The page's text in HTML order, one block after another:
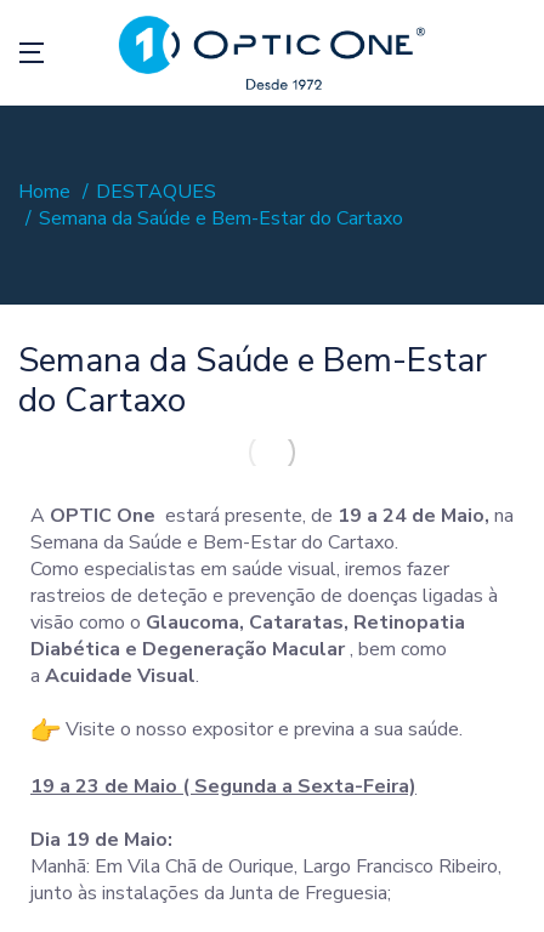
Home
DESTAQUES
Semana da Saúde e Bem-Estar do Cartaxo
Semana da Saúde e Bem-Estar
do Cartaxo
A OPTIC One estará presente, de 19 a 24 de Maio, na
Semana da Saúde e Bem-Estar do Cartaxo.
Como especialistas em saúde visual, iremos fazer
rastreios de deteção e prevenção de doenças ligadas à
visão como o Glaucoma, Cataratas, Retinopatia
Diabética e Degeneração Macular, bem como
a Acuidade Visual.
Visite o nosso expositor e previna a sua saúde.
19 a 23 de Maio ( Segunda a Sexta-Feira)
Dia 19 de Maio:
Manhã: Em Vila Chã de Ourique, Largo Francisco Ribeiro,
junto às instalações da Junta de Freguesia;